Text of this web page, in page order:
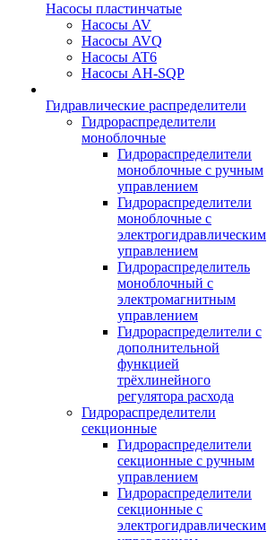
Насосы пластинчатые
Насосы AV
Насосы AVQ
Насосы AT6
Насосы AH-SQP
Гидравлические распределители
Гидрораспределители
моноблочные
Гидрораспределители
моноблочные с ручным
управлением
Гидрораспределители
моноблочные с
электрогидравлическим
управлением
Гидрораспределитель
моноблочный с
электромагнитным
управлением
Гидрораспределители с
дополнительной
функцией
трёхлинейного
регулятора расхода
Гидрораспределители
секционные
Гидрораспределители
секционные с ручным
управлением
Гидрораспределители
секционные с
электрогидравлическим